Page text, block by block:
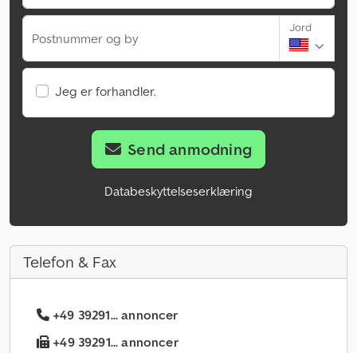
Postnummer og by
Jord
Jeg er forhandler.
Send anmodning
Databeskyttelseserklæring
Telefon & Fax
+49 39291... annoncer
+49 39291... annoncer